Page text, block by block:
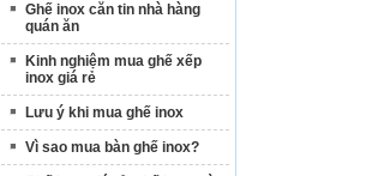
ĐL-G11B: Ghế inox đôn loại tốt.
Ghế inox căn tin nhà hàng
quán ăn
Kinh nghiệm mua ghế xếp
inox giá rẻ
Lưu ý khi mua ghế inox
Vì sao mua bàn ghế inox?